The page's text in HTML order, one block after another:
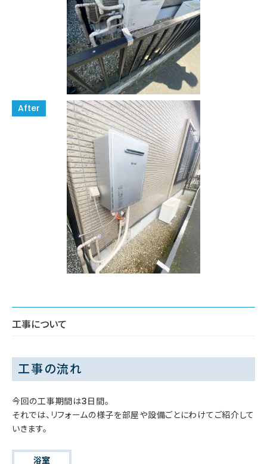
工事について
工事の流れ
今回の工事期間は3日間。
それでは、リフォームの様子を部屋や設備ごとにわけてご紹介して
いきます。
浴室